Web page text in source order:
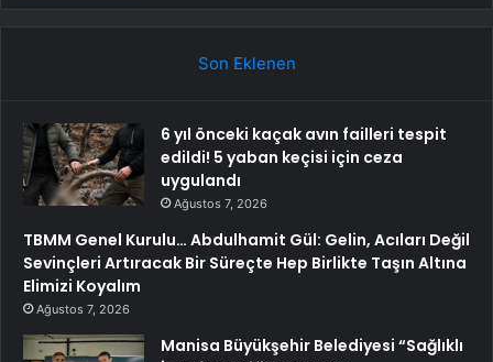
Son Eklenen
6 yıl önceki kaçak avın failleri tespit
edildi! 5 yaban keçisi için ceza
uygulandı
Ağustos 7, 2026
TBMM Genel Kurulu… Abdulhamit Gül: Gelin, Acıları Değil
Sevinçleri Artıracak Bir Süreçte Hep Birlikte Taşın Altına
Elimizi Koyalım
Ağustos 7, 2026
Manisa Büyükşehir Belediyesi “Sağlıklı